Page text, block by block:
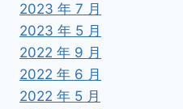
2023 年 7 月
2023 年 5 月
2022 年 9 月
2022 年 6 月
2022 年 5 月